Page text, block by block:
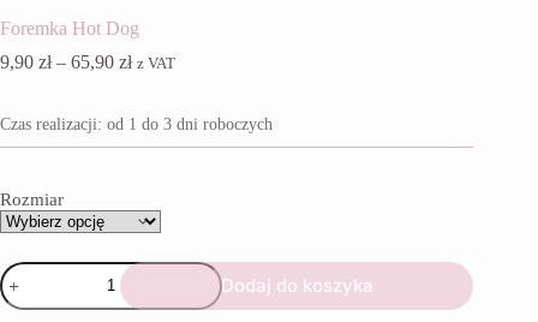
Foremka Hot Dog
9,90 zł – 65,90 złZakres
9,90 zł
do
z VAT
Czas realizacji: od 1 do 3 dni roboczych
Rozmiar
ilość
Foremka
Hot
Dodaj do koszyka